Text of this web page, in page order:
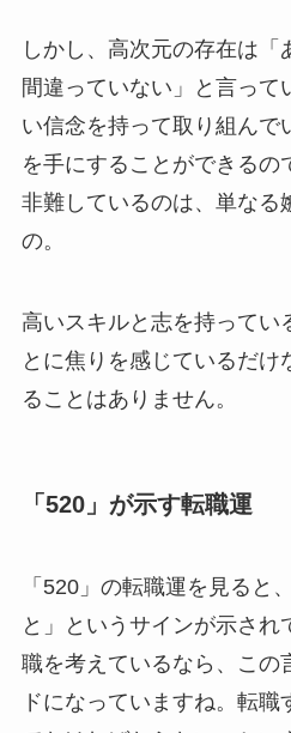
しかし、高次元の存在は「
間違っていない」と言って
い信念を持って取り組んで
を手にすることができるの
非難しているのは、単なる
の。
高いスキルと志を持ってい
とに焦りを感じているだけ
ることはありません。
「520」が示す転職運
「520」の転職運を見ると
と」というサインが示され
職を考えているなら、この
ドになっていますね。転職